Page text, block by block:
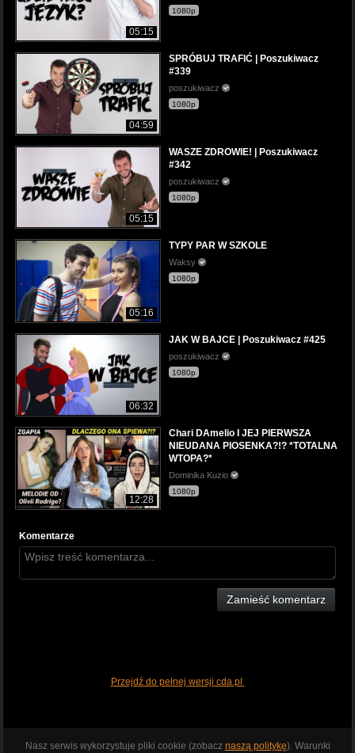
05:15
1080p
04:59
SPRÓBUJ TRAFIĆ | Poszukiwacz
#339
poszukiwacz
1080p
05:15
WASZE ZDROWIE! | Poszukiwacz
#342
poszukiwacz
1080p
05:16
TYPY PAR W SZKOLE
Waksy
1080p
06:32
JAK W BAJCE | Poszukiwacz #425
poszukiwacz
1080p
12:28
Chari DAmelio I JEJ PIERWSZA
NIEUDANA PIOSENKA?!? *TOTALNA
WTOPA?*
Dominika Kuzio
1080p
Komentarze
Zamieść komentarz
Przejdź do pełnej wersji cda.pl
Nasz serwis wykorzystuje pliki cookie (zobacz naszą politykę). Warunki